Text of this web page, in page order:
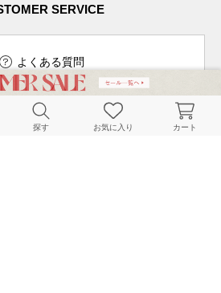
SERVICE
よくある質問
探す お気に入り カート